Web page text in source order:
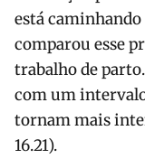
está caminhando
comparou esse
trabalho de
com um
tornam mais
16.21).